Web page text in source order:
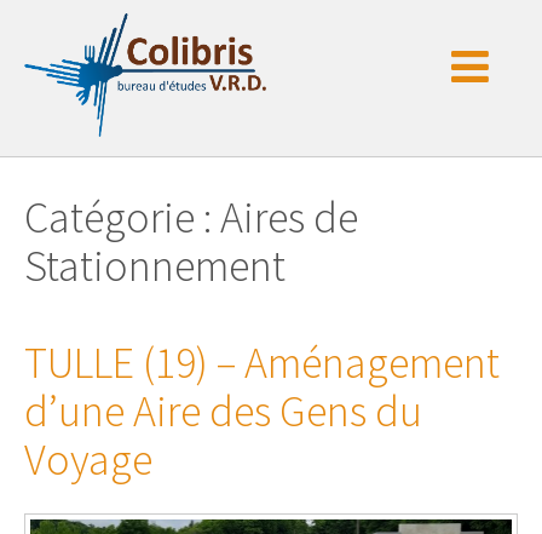
contenu
Catégorie : Aires de
Stationnement
TULLE (19) – Aménagement
d’une Aire des Gens du
Voyage